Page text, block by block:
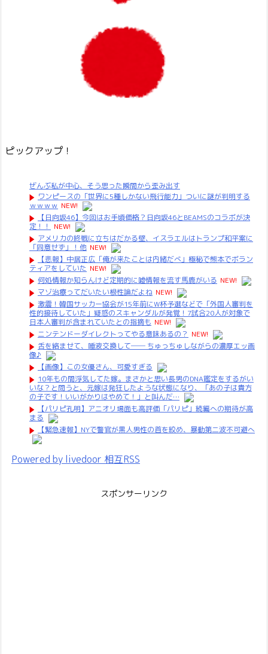
ピックアップ！
ぜんぶ私が中心、そう思った瞬間から歪み出す
ワンピースの「世界に5種しかない飛行能力」ついに謎が判明する
ｗｗｗｗ NEW!
【日向坂46】今回はお手頃価格？日向坂46とBEAMSのコラボが決
定！！
NEW!
アメリカの終戦に立ちはだかる壁、イスラエルはトランプ和平案に
「同意せず」！他 NEW!
【悲報】中居正広「俺が来たことは内緒だべ」極秘で熊本でボラン
ティアをしていた NEW!
何処情報か知らんけど定期的に嘘情報を流す馬鹿がいる NEW!
マゾ治療ってだいたい根性論だよね NEW!
激震！韓国サッカー協会が15年前にW杯予選などで「外国人審判を
性的接待していた」疑惑のスキャンダルが発覚！7試合20人が対象で
日本人審判が含まれていたとの指摘も NEW!
ニンテンドーダイレクトってやる意味あるの？ NEW!
舌を絡ませて、唾液交換して── ちゅっちゅしながらの濃厚エッ画
像♪
【画像】この女優さん、可愛すぎる
10年もの間浮気してた嫁。まさかと思い長男のDNA鑑定をするがい
いな？と問うと、元嫁は発狂したような状態になり、「あの子は貴方
の子です！いいがかりはやめて！」と叫んだ…
【パリピ孔明】アニオリ場面も高評価「パリピ」続編への期待が高
まる
【緊急速報】NYで警官が黒人男性の首を絞め、暴動第二波不可避へ
Powered by livedoor 相互RSS
スポンサーリンク